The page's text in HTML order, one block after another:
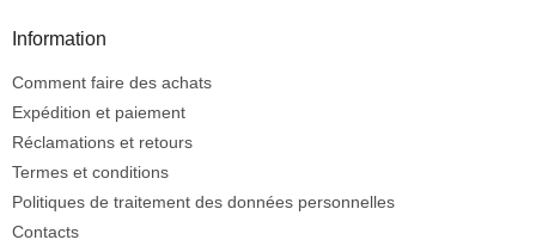
s
Information
Comment faire des achats
Expédition et paiement
Réclamations et retours
Termes et conditions
Politiques de traitement des données personnelles
Contacts